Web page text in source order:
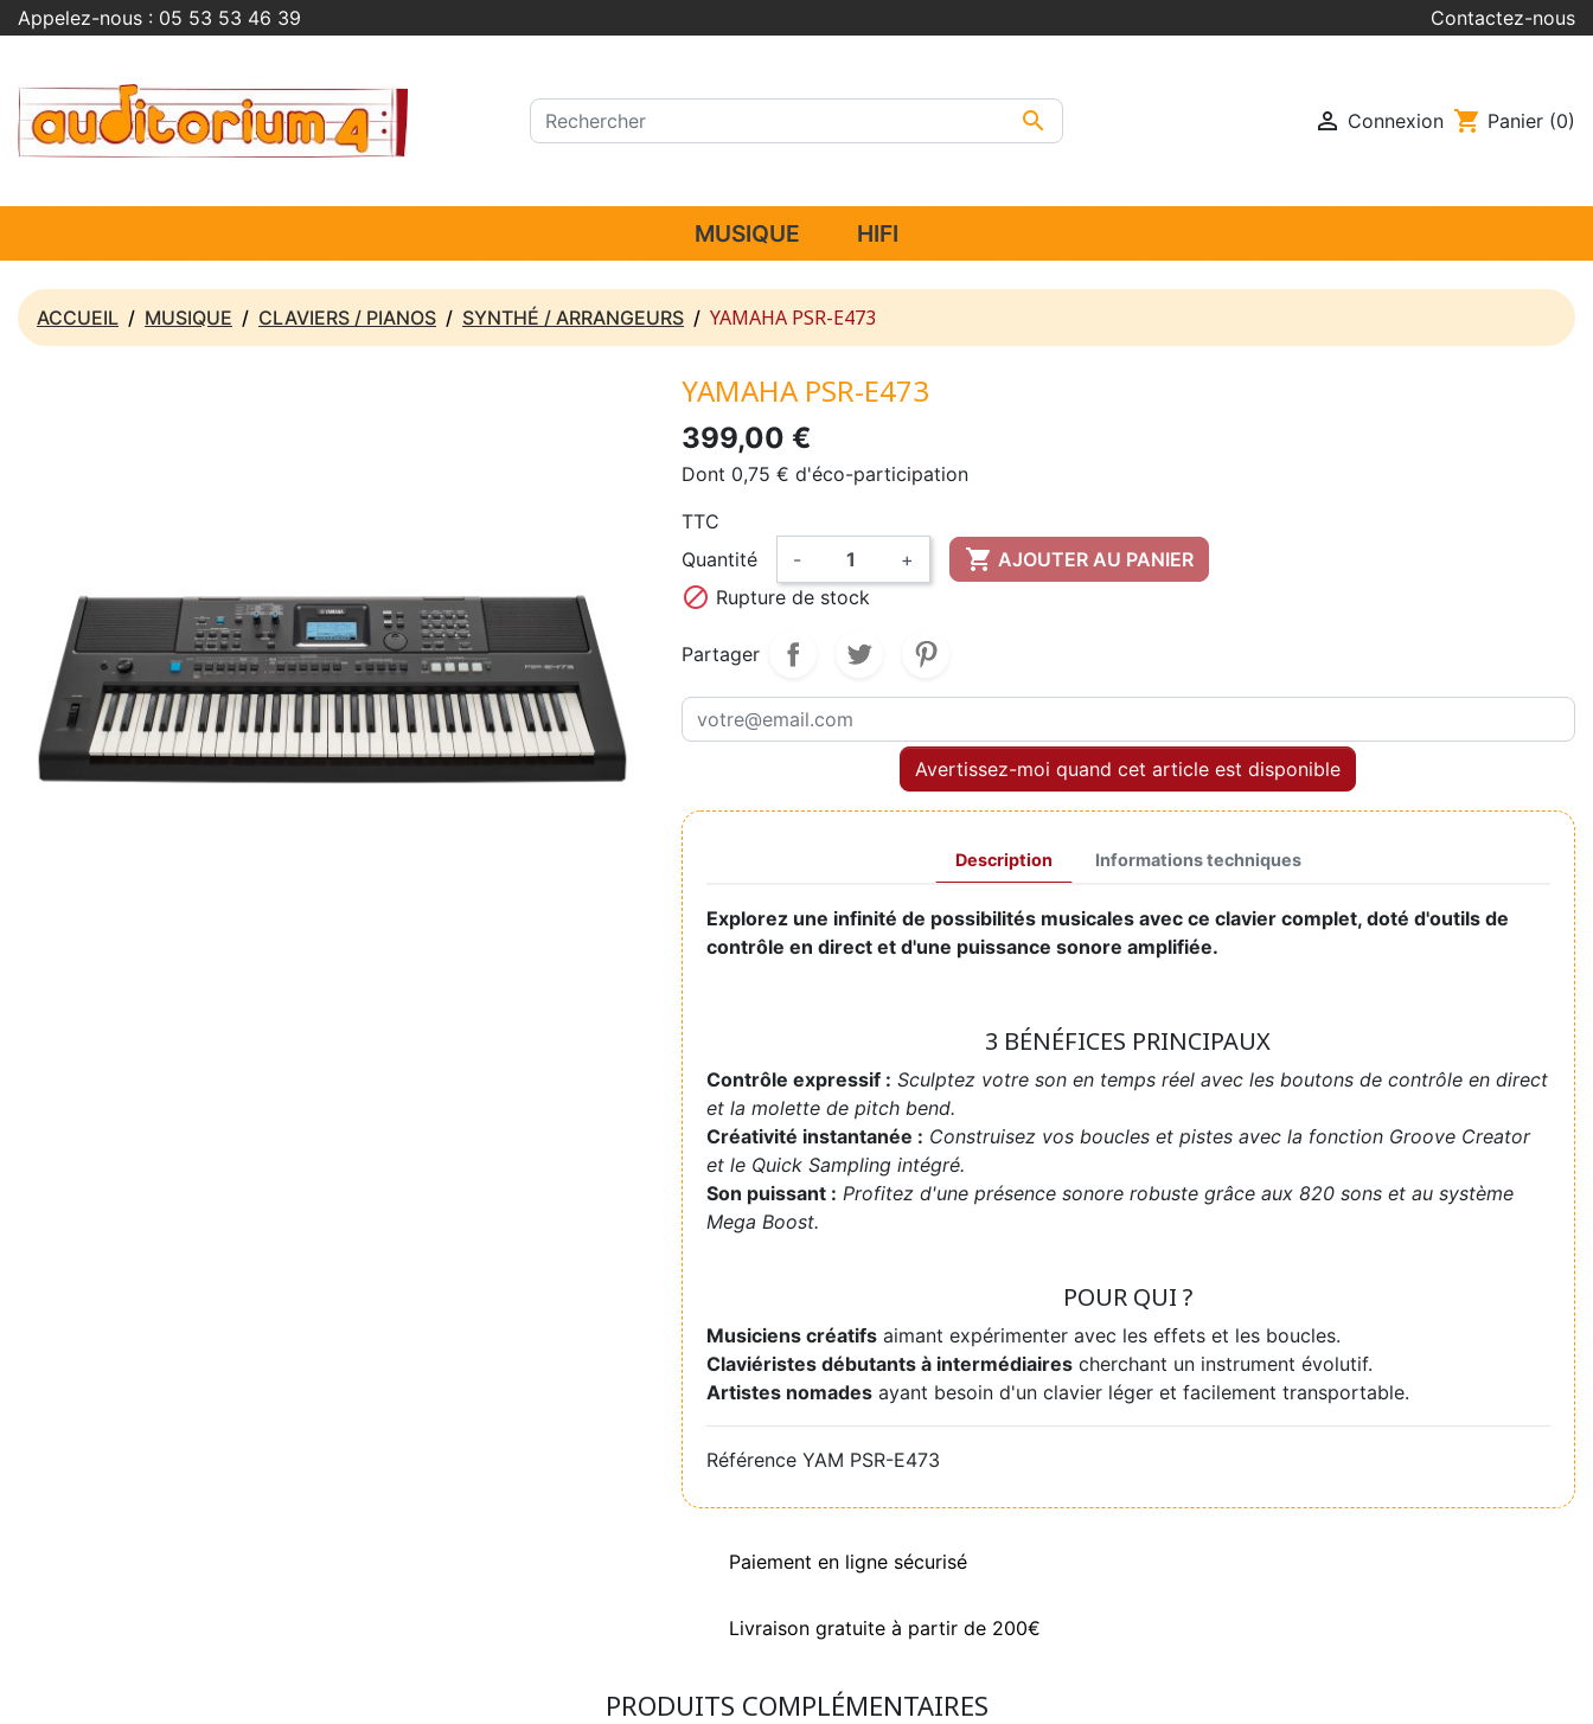
Appelez-nous : 05 53 53 46 39 Contactez-nous
  Connexion shopping_cart Panier (0)
MUSIQUE HIFI
ACCUEIL MUSIQUE CLAVIERS / PIANOS SYNTHÉ / ARRANGEURS YAMAHA PSR-E473
YAMAHA PSR-E473
399,00 €
Dont 0,75 € d'éco-participation
TTC
Quantité
- +  AJOUTER AU PANIER
 Rupture de stock
Partager
Avertissez-moi quand cet article est disponible
Description Informations techniques
Explorez une infinité de possibilités musicales avec ce clavier complet, doté d'outils de
contrôle en direct et d'une puissance sonore amplifiée.
3 BÉNÉFICES PRINCIPAUX
Contrôle expressif : Sculptez votre son en temps réel avec les boutons de contrôle en direct
et la molette de pitch bend.
Créativité instantanée : Construisez vos boucles et pistes avec la fonction Groove Creator
et le Quick Sampling intégré.
Son puissant : Profitez d'une présence sonore robuste grâce aux 820 sons et au système
Mega Boost.
POUR QUI ?
Musiciens créatifs aimant expérimenter avec les effets et les boucles.
Claviéristes débutants à intermédiaires cherchant un instrument évolutif.
Artistes nomades ayant besoin d'un clavier léger et facilement transportable.
Référence YAM PSR-E473
Paiement en ligne sécurisé
Livraison gratuite à partir de 200€
PRODUITS COMPLÉMENTAIRES